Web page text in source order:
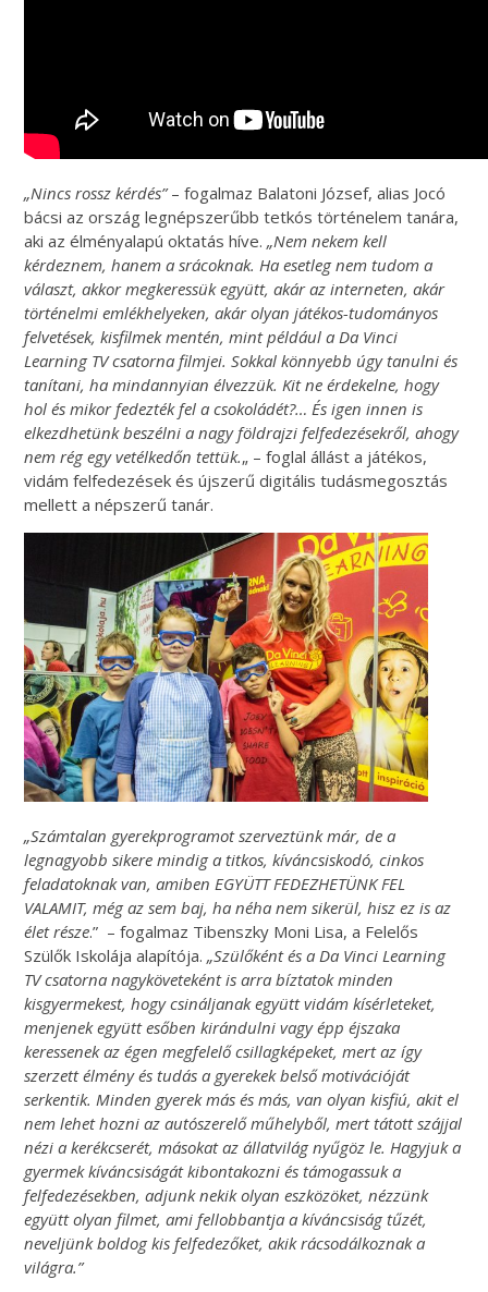
„Nincs rossz kérdés”– fogalmaz Balatoni József, alias Jocó
bácsi az ország legnépszerűbb tetkós történelem tanára,
aki az élményalapú oktatás híve.„Nem nekem kell
kérdeznem, hanem a srácoknak. Ha esetleg nem tudom a
választ, akkor megkeressük együtt, akár az interneten, akár
történelmi emlékhelyeken, akár olyan játékos-tudományos
felvetések, kisfilmek mentén, mint például a Da Vinci
Learning TV csatorna filmjei. Sokkal könnyebb úgy tanulni és
tanítani, ha mindannyian élvezzük. Kit ne érdekelne, hogy
hol és mikor fedezték fel a csokoládét?… És igen innen is
elkezdhetünk beszélni a nagy földrajzi felfedezésekről, ahogy
nem rég egy vetélkedőn tettük.„ – foglal állást a játékos,
vidám felfedezések és újszerű digitális tudásmegosztás
mellett a népszerű tanár.
„Számtalan gyerekprogramot szerveztünk már, de a
legnagyobb sikere mindig a titkos, kíváncsiskodó, cinkos
feladatoknak van, amiben EGYÜTT FEDEZHETÜNK FEL
VALAMIT, még az sem baj, ha néha nem sikerül, hisz ez is az
élet része.” – fogalmaz Tibenszky Moni Lisa, a Felelős
Szülők Iskolája alapítója.„Szülőként és a Da Vinci Learning
TV csatorna nagyköveteként is arra bíztatok minden
kisgyermekest, hogy csináljanak együtt vidám kísérleteket,
menjenek együtt esőben kirándulni vagy épp éjszaka
keressenek az égen megfelelő csillagképeket, mert az így
szerzett élmény és tudás a gyerekek belső motivációját
serkentik. Minden gyerek más és más, van olyan kisfiú, akit el
nem lehet hozni az autószerelő műhelyből, mert tátott szájjal
nézi a kerékcserét, másokat az állatvilág nyűgöz le. Hagyjuk a
gyermek kíváncsiságát kibontakozni és támogassuk a
felfedezésekben, adjunk nekik olyan eszközöket, nézzünk
együtt olyan filmet, ami fellobbantja a kíváncsiság tűzét,
neveljünk boldog kis felfedezőket, akik rácsodálkoznak a
világra.”